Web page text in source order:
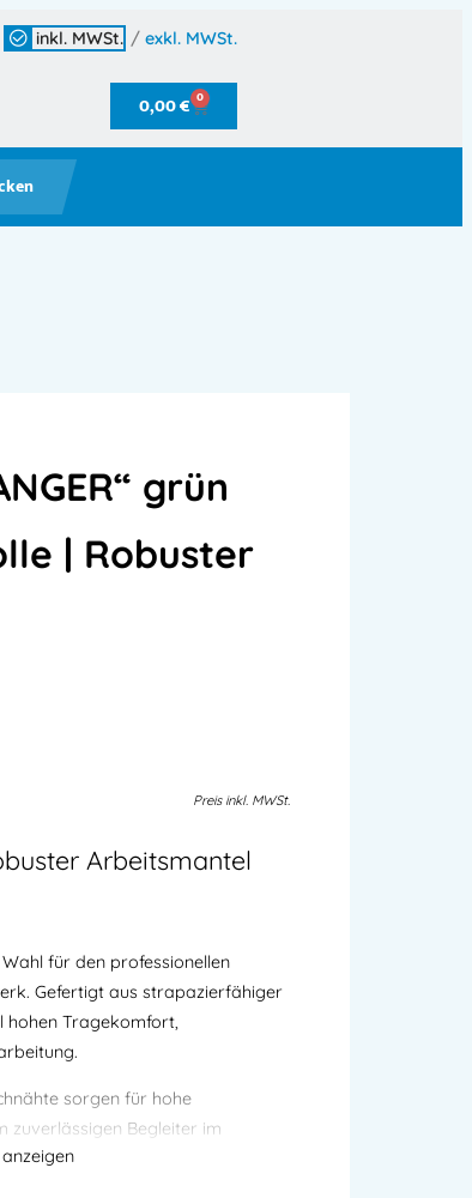
inkl. MWSt. / exkl. MWSt.
0,00€ 0
grün
| Robuster
Preis inkl. MWSt.
Arbeitsmantel
für den professionellen
Gefertigt aus strapazierfähiger
hohen Tragekomfort,
sorgen für hohe
zuverlässigen Begleiter im